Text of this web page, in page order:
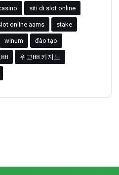
siti di slot online
online aams stake
winum đào tạo
위고88 카지노